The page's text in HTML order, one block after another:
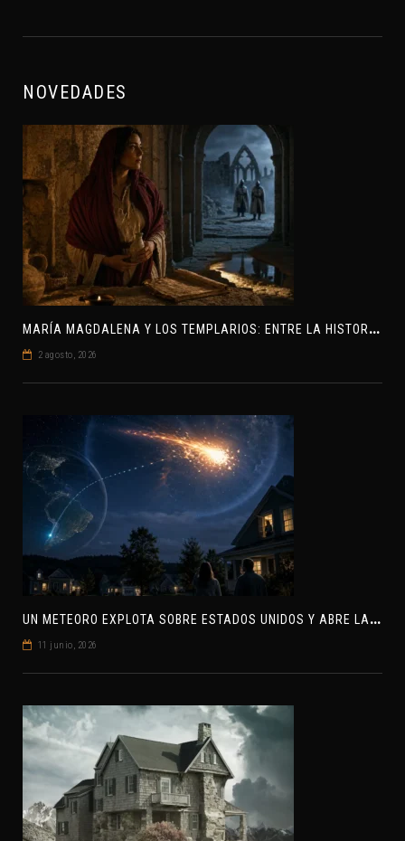
NOVEDADES
M
ARÍA MAGDALENA Y LOS TEMPLARIOS: ENTRE LA HISTORIA Y EL MISTERIO
2 agosto, 2026
U
N METEORO EXPLOTA SOBRE ESTADOS UNIDOS Y ABRE LA PISTA DE POLAR-IM, UN POSIBLE VISITANTE INTERESTELAR
11 junio, 2026